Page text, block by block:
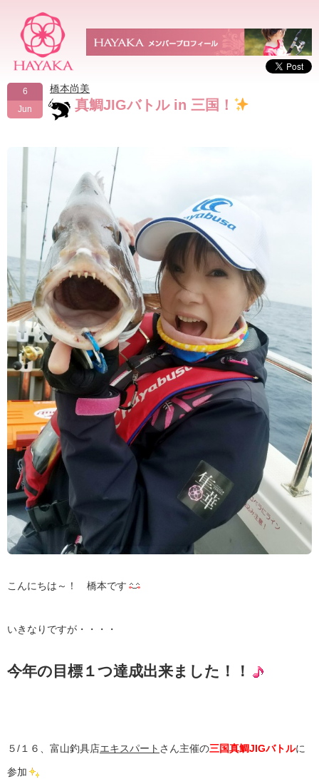
6
Jun
橋本尚美
真鯛JIGバトル in 三国！
こんにちは～！ 橋本です
いきなりですが・・・・
今年の目標１つ達成出来ました！！
５/１６、富山釣具店エキスパート さん主催の三国真鯛JIGバトルに
参加